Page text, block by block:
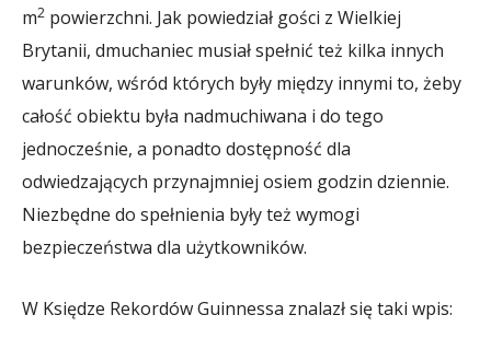
m2 powierzchni. Jak powiedział gości z Wielkiej
Brytanii, dmuchaniec musiał spełnić też kilka innych
warunków, wśród których były między innymi to, żeby
całość obiektu była nadmuchiwana i do tego
jednocześnie, a ponadto dostępność dla
odwiedzających przynajmniej osiem godzin dziennie.
Niezbędne do spełnienia były też wymogi
bezpieczeństwa dla użytkowników.
W Księdze Rekordów Guinnessa znalazł się taki wpis: